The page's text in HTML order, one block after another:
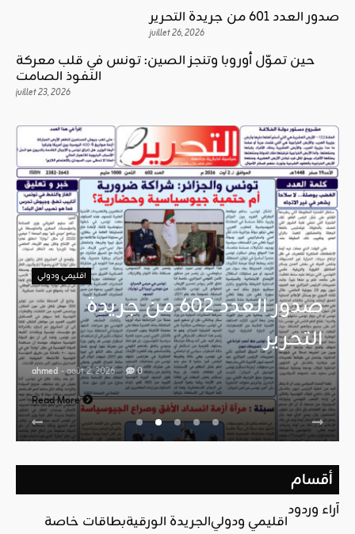
صدور العدد 601 من جريدة التحرير
juillet 26, 2026
حين تموّل أوروبا وتنجز الصين: تونس في قلب معركة
النفوذ الصامت
juillet 23, 2026
اقليمي ودولي
صدور العدد 602 من جريدة
التحرير
ahmed - août 2, 2026 0
Read More
أقسام
آراء وردود
اقليمي ودوليالجريدة الورقيةبطاقات خاصة